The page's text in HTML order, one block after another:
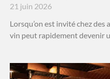
21 juin 2026
Lorsqu’on est invité chez
vin peut rapidement devenir